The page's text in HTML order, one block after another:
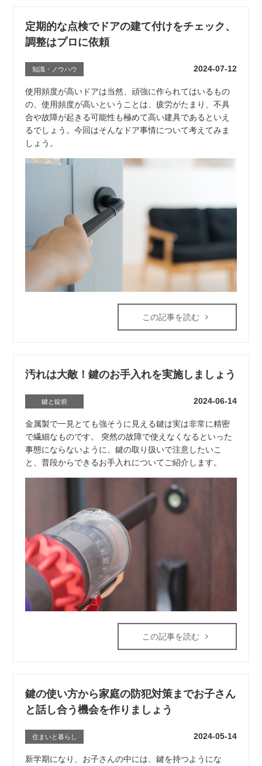
定期的な点検でドアの建て付けをチェック、
調整はプロに依頼
知識・ノウハウ 2024-07-12
使用頻度が高いドアは当然、頑強に作られてはいるもの
の、使用頻度が高いということは、疲労がたまり、不具
合や故障が起きる可能性も極めて高い建具であるといえ
るでしょう。今回はそんなドア事情について考えてみま
しょう。
この記事を読む
汚れは大敵！鍵のお手入れを実施しましょう
鍵と錠前 2024-06-14
金属製で一見とても強そうに見える鍵は実は非常に精密
で繊細なものです。 突然の故障で使えなくなるといった
事態にならないように、鍵の取り扱いで注意したいこ
と、普段からできるお手入れについてご紹介します。
この記事を読む
鍵の使い方から家庭の防犯対策までお子さん
と話し合う機会を作りましょう
住まいと暮らし 2024-05-14
新学期になり、お子さんの中には、鍵を持つようにな